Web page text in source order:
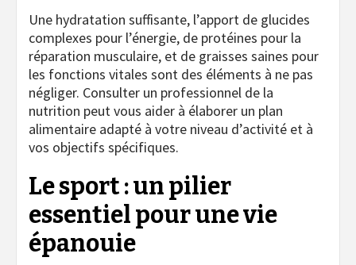
Une hydratation suffisante, l’apport de glucides
complexes pour l’énergie, de protéines pour la
réparation musculaire, et de graisses saines pour
les fonctions vitales sont des éléments à ne pas
négliger. Consulter un professionnel de la
nutrition peut vous aider à élaborer un plan
alimentaire adapté à votre niveau d’activité et à
vos objectifs spécifiques.
Le sport : un pilier
essentiel pour une vie
épanouie